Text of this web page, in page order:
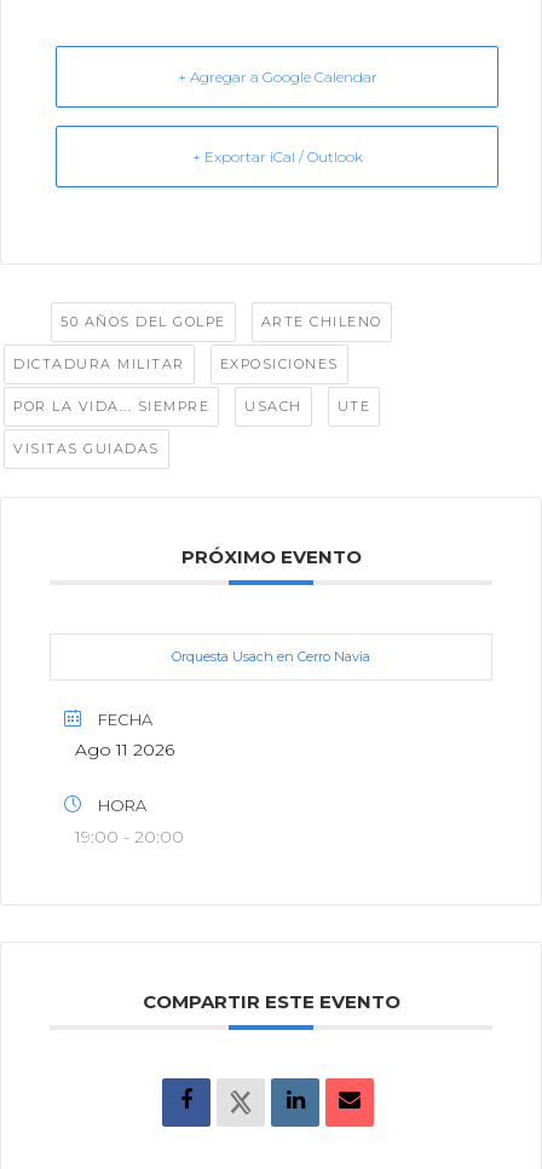
+ Agregar a Google Calendar
+ Exportar iCal / Outlook
50 AÑOS DEL GOLPE ARTE CHILENO
DICTADURA MILITAR EXPOSICIONES
POR LA VIDA... SIEMPRE USACH UTE
VISITAS GUIADAS
PRÓXIMO EVENTO
Orquesta Usach en Cerro Navia
FECHA
Ago 11 2026
HORA
19:00 - 20:00
COMPARTIR ESTE EVENTO